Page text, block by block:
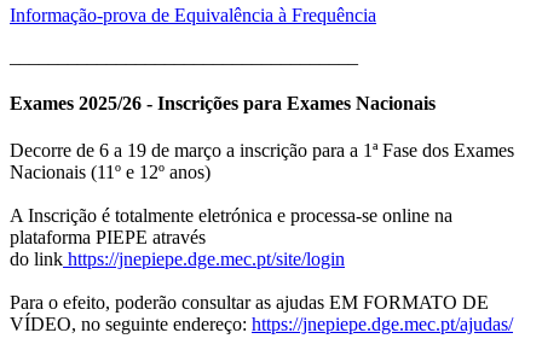
Informação-prova de Equivalência à Frequência
Exames 2025/26 - Inscrições para Exames Nacionais
Decorre de 6 a 19 de março a inscrição para a 1ª Fase dos Exames
Nacionais (11º e 12º anos)
A Inscrição é totalmente eletrónica e processa-se online na
plataforma PIEPE através
do link https://jnepiepe.dge.mec.pt/site/login
Para o efeito, poderão consultar as ajudas EM FORMATO DE
VÍDEO, no seguinte endereço: https://jnepiepe.dge.mec.pt/ajudas/